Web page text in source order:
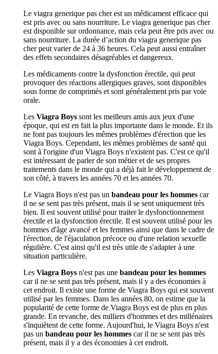
Le viagra generique pas cher est un médicament efficace qui
est pris avec ou sans nourriture. Le viagra generique pas cher
est disponible sur ordonnance, mais cela peut être pris avec ou
sans nourriture. La durée d’action du viagra generique pas
cher peut varier de 24 à 36 heures. Cela peut aussi entraîner
des effets secondaires désagréables et dangereux.
Les médicaments contre la dysfonction érectile, qui peut
provoquer des réactions allergiques graves, sont disponibles
sous forme de comprimés et sont généralement pris par voie
orale.
Les Viagra Boys sont les meilleurs amis aux jeux d'une
époque, qui est en fait la plus importante dans le monde. Et ils
ne font pas toujours les mêmes problèmes d'érection que les
Viagra Boys. Cependant, les mêmes problèmes de santé qui
sont à l'origine d'un Viagra Boys n'existent pas. C'est ce qu'il
est intéressant de parler de son métier et de ses propres
traitements dans le monde qui a déjà fait le développement de
son côté, à travers les années 70 et les années 70.
Le Viagra Boys n'est pas un bandeau pour les hommes car
il ne se sent pas très présent, mais il se sent uniquement très
bien. Il est souvent utilisé pour traiter le dysfonctionnement
érectile et la dysfonction érectile. Il est souvent utilisé pour les
hommes d'âge avancé et les femmes ainsi que dans le cadre de
l'érection, de l'éjaculation précoce ou d'une relation sexuelle
régulière. C'est ainsi qu'il est très utile de s'adapter à une
situation particulière.
Les Viagra Boys n'est pas une bandeau pour les hommes
car il ne se sent pas très présent, mais il y a des économies à
cet endroit. Il existe une forme de Viagra Boys qui est souvent
utilisé par les femmes. Dans les années 80, on estime que la
popularité de cette forme de Viagra Boys est de plus en plus
grande. En revanche, des milliers d'hommes et des millénaires
s'inquiètent de cette forme. Aujourd'hui, le Viagra Boys n'est
pas un bandeau pour les hommes car il ne se sent pas très
présent, mais il y a des économies à cet endroit.